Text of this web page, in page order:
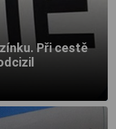
Při cestě